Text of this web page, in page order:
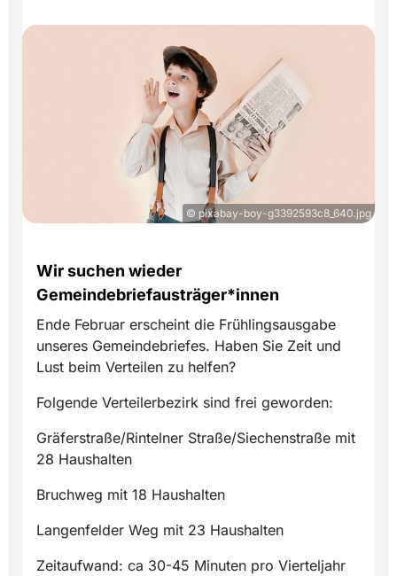
© pixabay-boy-g3392593c8_640.jpg
Wir suchen wieder
Gemeindebriefausträger*innen
Ende Februar erscheint die Frühlingsausgabe
unseres Gemeindebriefes. Haben Sie Zeit und
Lust beim Verteilen zu helfen?
Folgende Verteilerbezirk sind frei geworden:
Gräferstraße/Rintelner Straße/Siechenstraße mit
28 Haushalten
Bruchweg mit 18 Haushalten
Langenfelder Weg mit 23 Haushalten
Zeitaufwand: ca 30-45 Minuten pro Vierteljahr